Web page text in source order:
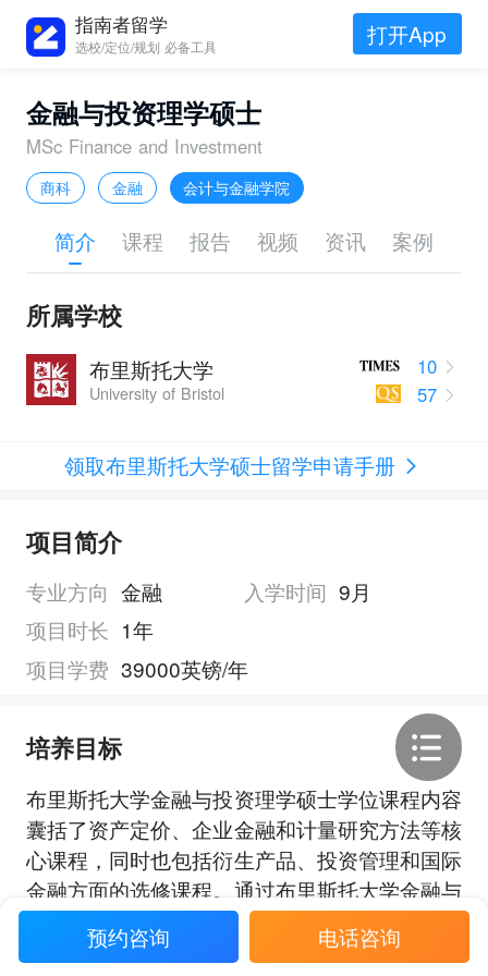
指南者留学
选校/定位/规划 必备工具 打开App
金融与投资理学硕士
MSc Finance and Investment
商科 金融 会计与金融学院
简介 课程 报告 视频 资讯 案例
所属学校
布里斯托大学
University of Bristol
10
57
领取布里斯托大学硕士留学申请手册
项目简介
专业方向 金融 入学时间 9月
项目时长 1年
项目学费 39000英镑/年
培养目标
布里斯托大学金融与投资理学硕士学位课程内容
囊括了资产定价、企业金融和计量研究方法等核
心课程，同时也包括衍生产品、投资管理和国际
金融方面的选修课程。通过布里斯托大学金融与
投资理学硕士学位课程的学习，学生将在金融理
论与实践方面奠定扎实基础。
预约咨询 电话咨询